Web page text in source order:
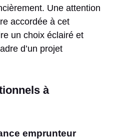
Une attention
accordée à cet
un choix éclairé et
d’un projet
à
emprunteur